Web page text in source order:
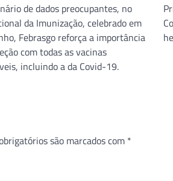
de dados preocupantes, no
da Imunização, celebrado em
Febrasgo reforça a importância
com todas as vacinas
incluindo a da Covid-19.
são marcados com *